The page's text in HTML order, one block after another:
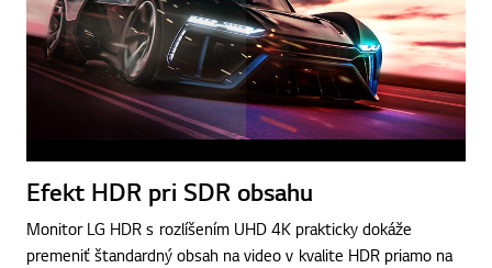
Efekt HDR pri SDR obsahu
Monitor LG HDR s rozlíšením UHD 4K prakticky dokáže
premeniť štandardný obsah na video v kvalite HDR priamo na